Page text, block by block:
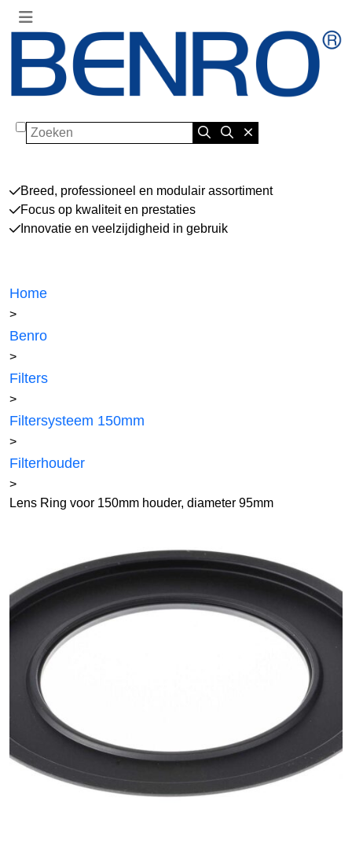
Zoeken
Breed, professioneel en modulair assortiment
Focus op kwaliteit en prestaties
Innovatie en veelzijdigheid in gebruik
Home
>
Benro
>
Filters
>
Filtersysteem 150mm
>
Filterhouder
>
Lens Ring voor 150mm houder, diameter 95mm